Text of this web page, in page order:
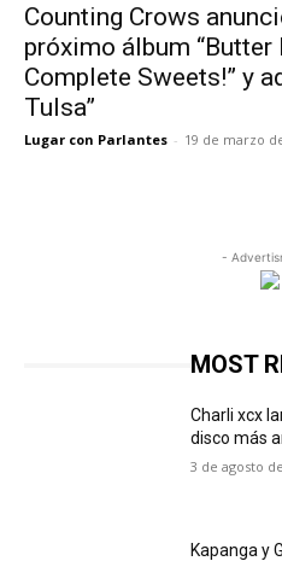
Counting Crows
próximo álbum
Complete Sweets!” y
Tulsa”
Lugar con Parlantes - 19 de marzo
-
MOST
Charli xcx
disco más
3 de agosto
Kapanga y